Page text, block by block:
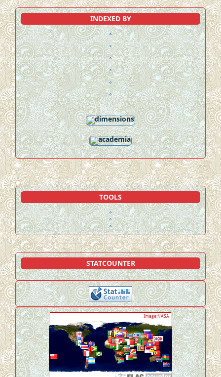
INDEXED BY
TOOLS
STATCOUNTER